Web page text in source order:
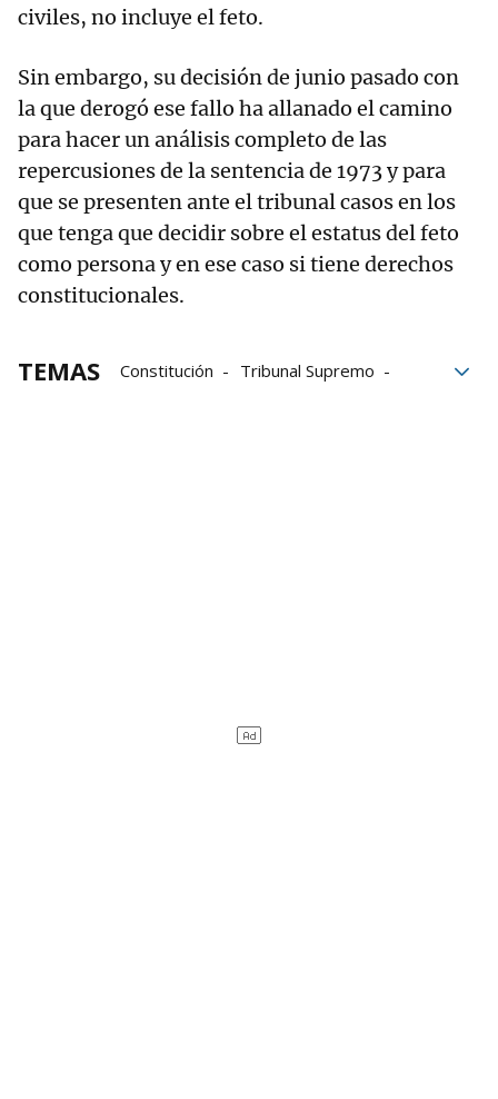
civiles, no incluye el feto.
Sin embargo, su decisión de junio pasado con
la que derogó ese fallo ha allanado el camino
para hacer un análisis completo de las
repercusiones de la sentencia de 1973 y para
que se presenten ante el tribunal casos en los
que tenga que decidir sobre el estatus del feto
como persona y en ese caso si tiene derechos
constitucionales.
TEMAS Constitución
Tribunal Supremo